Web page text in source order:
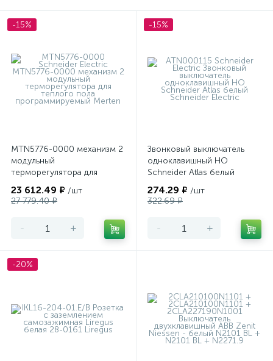
-15%
MTN5776-0000 механизм 2
модульный
терморегулятора для
программируемый Merten
23 612.49 ₽ /шт
27 779.40 ₽
- +
-15%
Звонковый выключатель
одноклавишный НО
Schneider Atlas белый
274.29 ₽ /шт
322.69 ₽
- +
-20%